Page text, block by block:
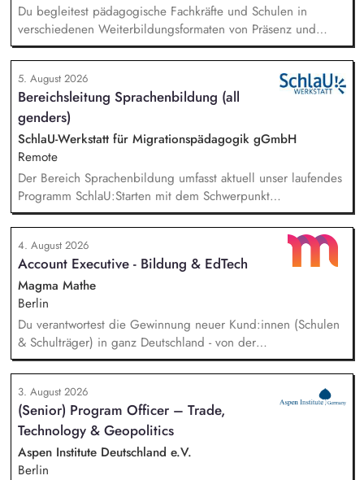
Du begleitest pädagogische Fachkräfte und Schulen in
verschiedenen Weiterbildungsformaten von Präsenz und
Online-Workshops bis hin zu pädogischen Tagen und erstellst
Online-Selbstlernkurse für unsere Plattform schlau-lernen.org.
Die inhaltlichen Schwerpunkte liegen dabei auf den
Bereichen Lesen lernen, Mehrsprachigkeitsbewusstsein und
Alphabetisierung in der Grundschule.
5. August 2026
Bereichsleitung Sprachenbildung (all
genders)
SchlaU-Werkstatt für Migrationspädagogik gGmbH
Remote
Der Bereich Sprachenbildung umfasst aktuell unser laufendes
Programm SchlaU:Starten mit dem Schwerpunkt
"Alphabetisierung in DaZ für die Grundschule" sowie
zukünftig weitere auf Unterrichtsmaterial bezogene Projekte
mit den Schwerpunkten sprachensensibles und
rassismuskritisches Deutschlernen von der Grundschule bis in
die Berufliche Bildung. Der Bereich Sprachenbildung
entwickelt in seinen Projekten dazu zielgruppengerechte und
innovative Unterrichtsmaterialien und begleitet pädagogische
Fachkräfte mit daran angeschlossenen
Weiterbildungsangeboten online wie offline.
4. August 2026
Account Executive - Bildung & EdTech
Magma Mathe
Berlin
Du verantwortest die Gewinnung neuer Kund:innen (Schulen
& Schulträger) in ganz Deutschland - von der
Leadgenerierung bis zum Vertragsabschluss. Dabei arbeitest
du sowohl mit selbst generierten Leads als auch mit
qualifizierten Inbound-Anfragen in einem typischen Sales-
Zyklus von rund zwei Monaten. Außerdem repräsentierst du
uns auf Messen, Konferenzen und Veranstaltungen im
Bildungsbereich und trägst aktiv dazu bei, unsere Marke in
Deutschland zu etablieren.
3. August 2026
(Senior) Program Officer – Trade,
Technology & Geopolitics
Aspen Institute Deutschland e.V.
Berlin